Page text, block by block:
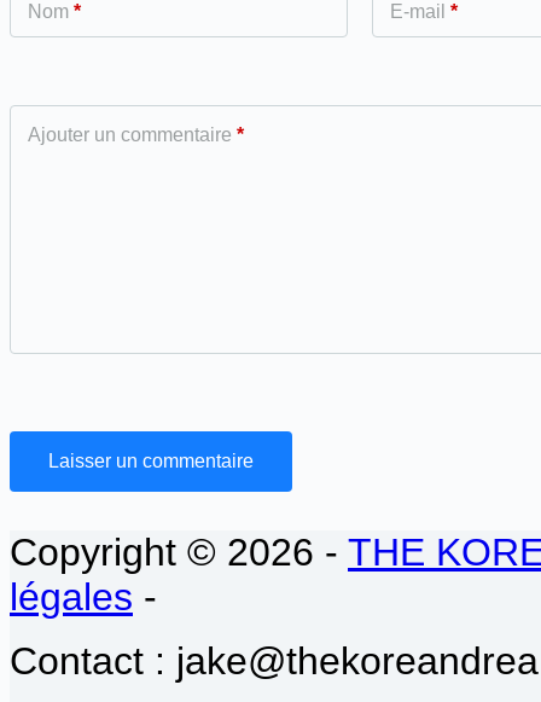
Nom * E-mail *
Ajouter un commentaire *
Laisser un commentaire
Copyright © 2026 - THE
légales -
Contact :